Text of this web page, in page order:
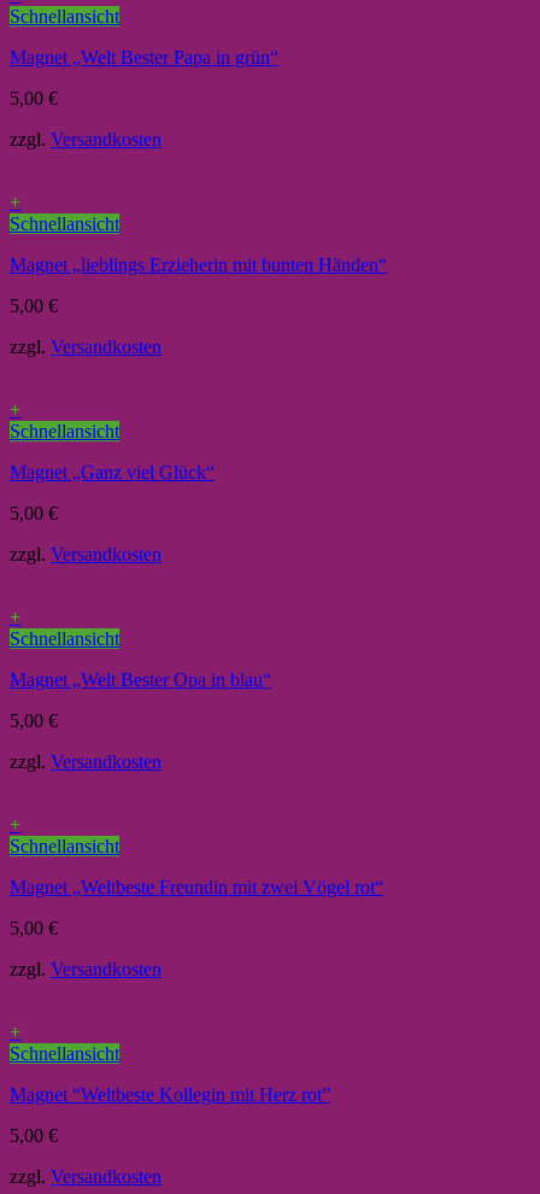
Schnellansicht
Magnet „Welt Bester Papa in grün“
5,00 €
zzgl. Versandkosten
+
Schnellansicht
Magnet „lieblings Erzieherin mit bunten Händen“
5,00 €
zzgl. Versandkosten
+
Schnellansicht
Magnet „Ganz viel Glück“
5,00 €
zzgl. Versandkosten
+
Schnellansicht
Magnet „Welt Bester Opa in blau“
5,00 €
zzgl. Versandkosten
+
Schnellansicht
Magnet „Weltbeste Freundin mit zwei Vögel rot“
5,00 €
zzgl. Versandkosten
+
Schnellansicht
Magnet “Weltbeste Kollegin mit Herz rot”
5,00 €
zzgl. Versandkosten